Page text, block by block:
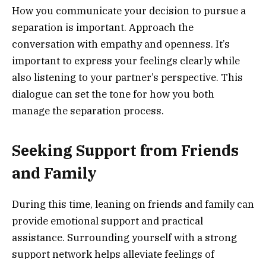
How you communicate your decision to pursue a
separation is important. Approach the
conversation with empathy and openness. It’s
important to express your feelings clearly while
also listening to your partner’s perspective. This
dialogue can set the tone for how you both
manage the separation process.
Seeking Support from Friends
and Family
During this time, leaning on friends and family can
provide emotional support and practical
assistance. Surrounding yourself with a strong
support network helps alleviate feelings of